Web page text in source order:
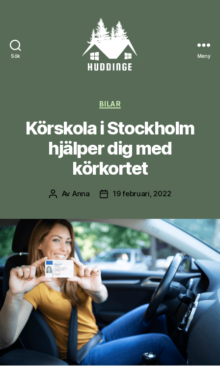
Sök Meny
Kategorier
BILAR
Körskola i Stockholm
hjälper dig med
körkortet
Inläggsförfattare
Av Anna Inläggsdatum
19 februari, 2022